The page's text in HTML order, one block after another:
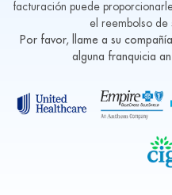
facturación puede
el reembolso de
Por favor, llame a su
alguna franquicia